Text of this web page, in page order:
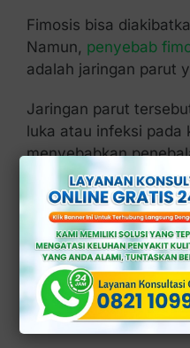
Fimosis bisa
Namun, penyebab
adalah jaringan parut
Jaringan parut
luka atau infeksi pada
menyebabkan
Ketika jaringan parut
menjadi terbatas,
pengembangan
Nah, dalam banyak
sembuh sendiri tanpa
medis.